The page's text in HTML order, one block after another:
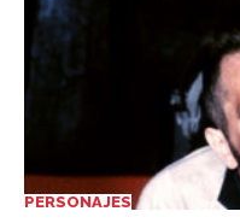
PERSONAJES